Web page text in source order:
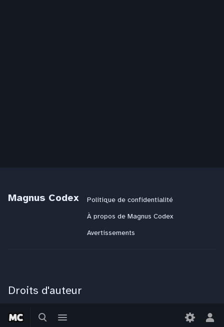
BasculerBasculer
le
Magnus Codex
Politique de confidentialité
À propos de Magnus Codex
Avertissements
Droits d'auteur
JdR:
CC BY-NC-SA 4.0